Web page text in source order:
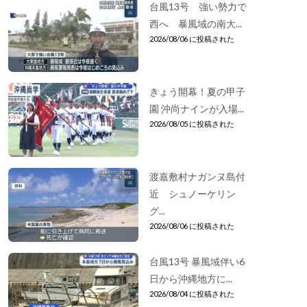
台風13号 強い勢力で
西へ 暴風域の南大...
2026/08/06 に投稿された
きょう開幕！夏の甲子
園 沖尚ナインが入場...
2026/08/05 に投稿された
渡嘉敷村ナガンヌ島付
近 シュノーケリン
グ...
2026/08/06 に投稿された
台風13号 暴風域伴い6
日から沖縄地方に...
2026/08/04 に投稿された